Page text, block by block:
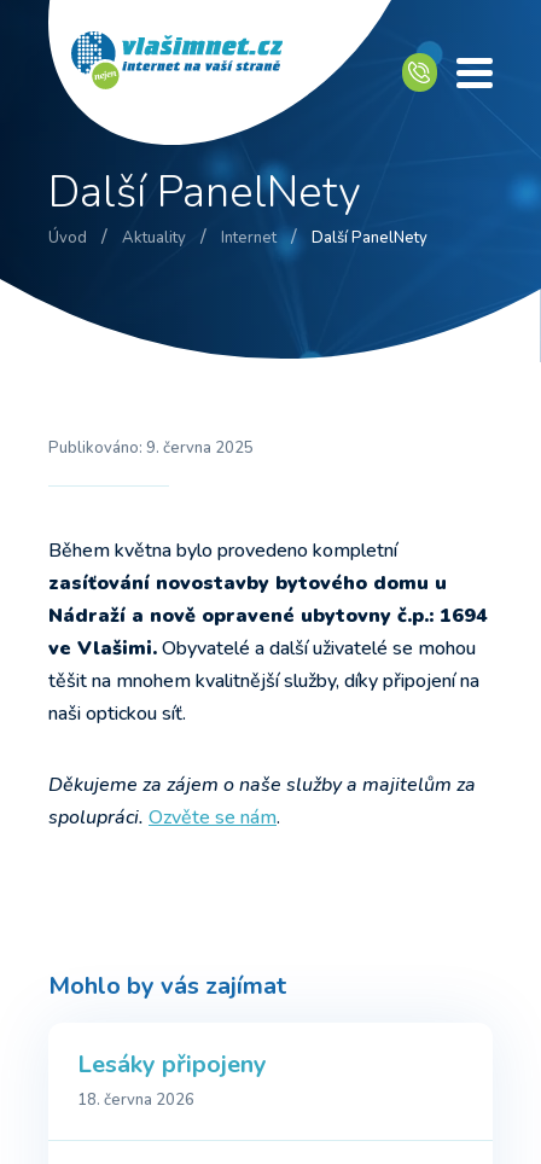
Další PanelNety
Úvod / Aktuality / Internet / Další PanelNety
Publikováno: 9. června 2025
Během května bylo provedeno kompletní
zasíťování novostavby bytového domu u
Nádraží a nově opravené ubytovny č.p.: 1694
ve Vlašimi.Obyvatelé a další uživatelé se mohou
těšit na mnohem kvalitnější služby, díky připojení na
naši optickou síť.
Děkujeme za zájem o naše služby a majitelům za
spolupráci. Ozvěte se nám.
Mohlo by vás zajímat
Lesáky připojeny
18. června 2026